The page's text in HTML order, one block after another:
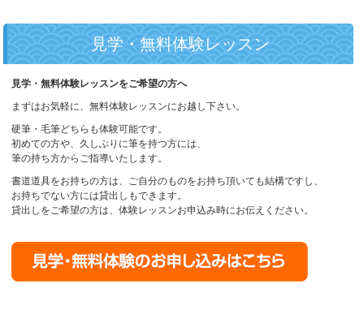
見学・無料体験レッスン
見学・無料体験レッスンをご希望の方へ
まずはお気軽に、無料体験レッスンにお越し下さい。
硬筆・毛筆どちらも体験可能です。
初めての方や、久しぶりに筆を持つ方には、
筆の持ち方からご指導いたします。
書道道具をお持ちの方は、ご自分のものをお持ち頂いても結構ですし、
お持ちでない方には貸出しもできます。
貸出しをご希望の方は、体験レッスンお申込み時にお伝えください。